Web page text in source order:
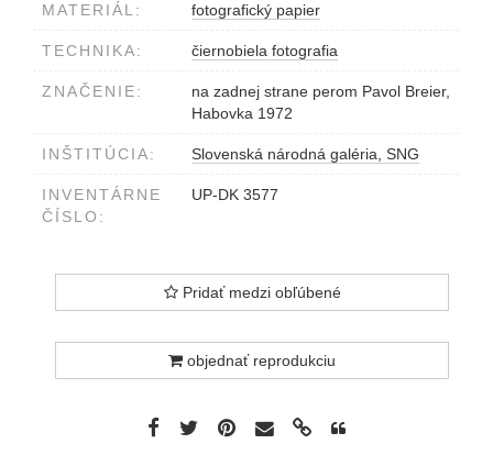
MATERIÁL: fotografický papier
TECHNIKA: čiernobiela fotografia
ZNAČENIE:
na zadnej strane perom Pavol Breier,
Habovka 1972
INŠTITÚCIA: Slovenská národná galéria, SNG
INVENTÁRNE
ČÍSLO:
UP-DK 3577
Pridať medzi obľúbené
objednať reprodukciu